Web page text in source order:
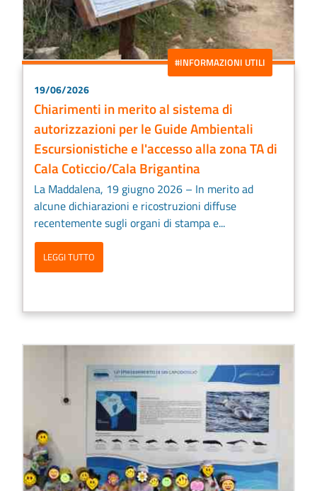
#INFORMAZIONI UTILI
19/06/2026
Chiarimenti in merito al sistema di
autorizzazioni per le Guide Ambientali
Escursionistiche e l'accesso alla zona TA di
Cala Coticcio/Cala Brigantina
La Maddalena, 19 giugno 2026 – In merito ad
alcune dichiarazioni e ricostruzioni diffuse
recentemente sugli organi di stampa e...
LEGGI TUTTO